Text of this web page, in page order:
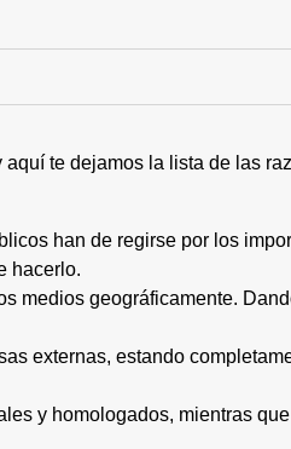
aquí te dejamos la lista de las
han de regirse por los
hacerlo.
medios geográficamente.
externas, estando
y homologados, mientras